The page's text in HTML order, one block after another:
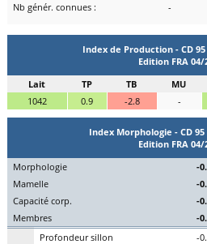
Nb génér. connues :
-
Index de Production - CD
Edition FRA 04/
Lait
TP TB MU
1042
0.9 -2.8 -
Index Morphologie - CD
Edition FRA 04/
Morphologie
-
Mamelle
-
Capacité corp.
-
Membres -
Profondeursillon
-